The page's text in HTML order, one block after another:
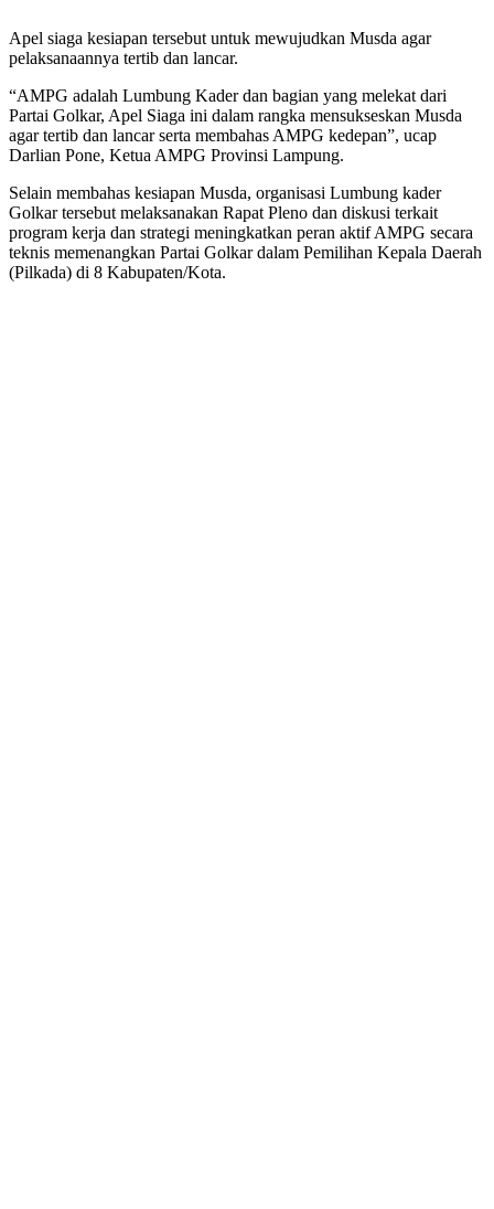
Apel siaga kesiapan tersebut untuk mewujudkan Musda agar
pelaksanaannya tertib dan lancar.
“AMPG adalah Lumbung Kader dan bagian yang melekat dari
Partai Golkar, Apel Siaga ini dalam rangka mensukseskan Musda
agar tertib dan lancar serta membahas AMPG kedepan”, ucap
Darlian Pone, Ketua AMPG Provinsi Lampung.
Selain membahas kesiapan Musda, organisasi Lumbung kader
Golkar tersebut melaksanakan Rapat Pleno dan diskusi terkait
program kerja dan strategi meningkatkan peran aktif AMPG secara
teknis memenangkan Partai Golkar dalam Pemilihan Kepala Daerah
(Pilkada) di 8 Kabupaten/Kota.